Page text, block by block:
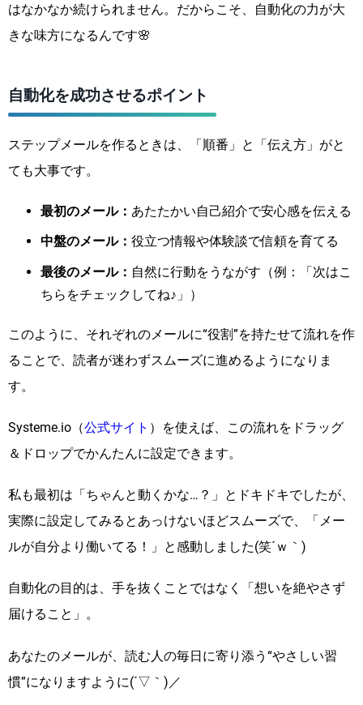
はなかなか続けられません。だからこそ、自動化の力が大
きな味方になるんです🌸
自動化を成功させるポイント
ステップメールを作るときは、「順番」と「伝え方」がと
ても大事です。
最初のメール： あたたかい自己紹介で安心感を伝える
中盤のメール： 役立つ情報や体験談で信頼を育てる
最後のメール： 自然に行動をうながす（例：「次はこ
ちらをチェックしてね♪」）
このように、それぞれのメールに“役割”を持たせて流れを作
ることで、読者が迷わずスムーズに進めるようになりま
す。
Systeme.io（公式サイト ）を使えば、この流れをドラッグ
＆ドロップでかんたんに設定できます。
私も最初は「ちゃんと動くかな…？」とドキドキでしたが、
実際に設定してみるとあっけないほどスムーズで、「メー
ルが自分より働いてる！」と感動しました(笑´ｗ｀)
自動化の目的は、手を抜くことではなく「想いを絶やさず
届けること」。
あなたのメールが、読む人の毎日に寄り添う“やさしい習
慣”になりますように(´▽｀)／